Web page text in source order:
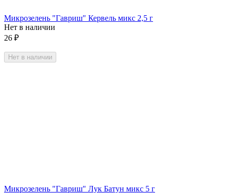
Микрозелень "Гавриш" Кервель микс 2,5 г
Нет в наличии
26 ₽
Нет в наличии
Микрозелень "Гавриш" Лук Батун микс 5 г